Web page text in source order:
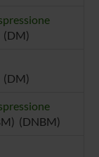
(DM)
(DM)
(DNBM)